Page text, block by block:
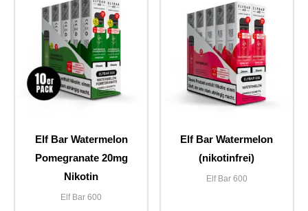
Elf Bar Watermelon
Pomegranate 20mg
Nikotin
Elf Bar 600
Elf Bar Watermelon
(nikotinfrei)
Elf Bar 600